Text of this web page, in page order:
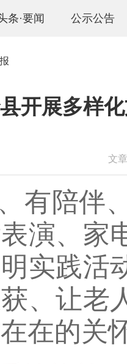
条·要闻 公示公告
开展多样
文章
有陪伴
演、
实践活
、让老
在的关